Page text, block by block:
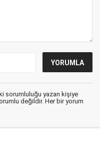
sorumluluğu yazan kişiye
değildir. Her bir yorum